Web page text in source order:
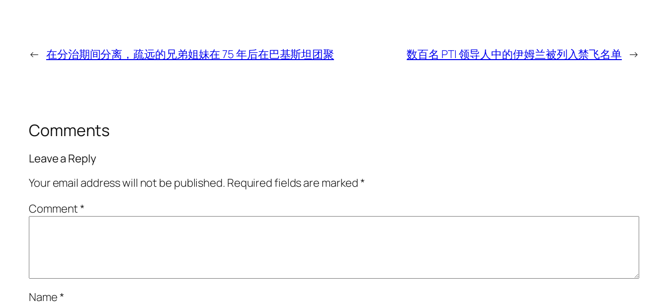
← 在分治期间分离，疏远的兄弟姐妹在 75 年后在巴基斯坦团聚 数百名 PTI 领导人中的伊姆兰被列入禁飞名单 →
Comments
Leave a Reply
Your email address will not be published. Required fields are marked*
Comment*
Name*